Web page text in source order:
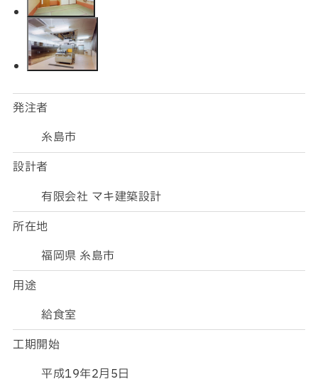
発注者
糸島市
設計者
有限会社 マキ建築設計
所在地
福岡県 糸島市
用途
給食室
工期開始
平成19年2月5日